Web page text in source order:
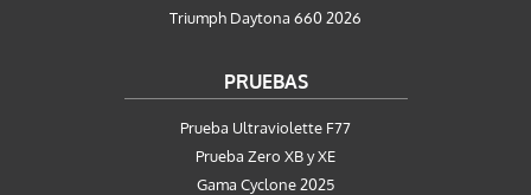
Triumph Daytona 660 2026
PRUEBAS
Prueba Ultraviolette F77
Prueba Zero XB y XE
Gama Cyclone 2025